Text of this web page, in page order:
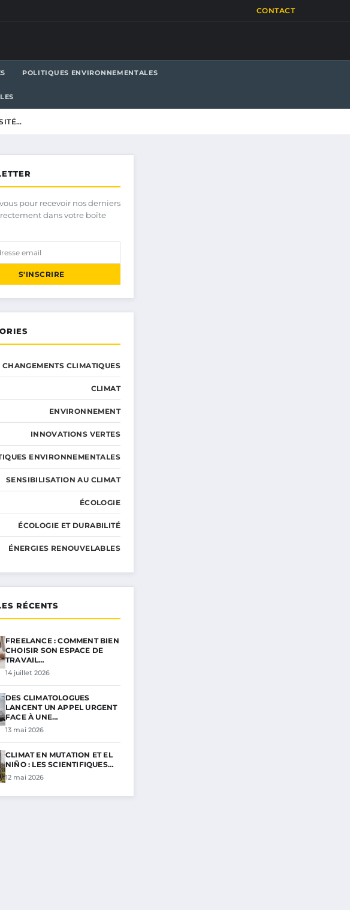
CONTACT
POLITIQUES ENVIRONNEMENTALES
pour recevoir nos derniers
dans votre boîte
S'INSCRIRE
CHANGEMENTS CLIMATIQUES
CLIMAT
ENVIRONNEMENT
INNOVATIONS VERTES
ENVIRONNEMENTALES
SENSIBILISATION AU CLIMAT
ÉCOLOGIE
ÉCOLOGIE ET DURABILITÉ
ÉNERGIES RENOUVELABLES
RÉCENTS
FREELANCE : COMMENT BIEN
CHOISIR SON ESPACE DE
TRAVAIL…
14 juillet 2026
DES CLIMATOLOGUES
LANCENT UN APPEL URGENT
FACE À UNE…
13 mai 2026
CLIMAT EN MUTATION ET EL
NIÑO : LES SCIENTIFIQUES…
12 mai 2026